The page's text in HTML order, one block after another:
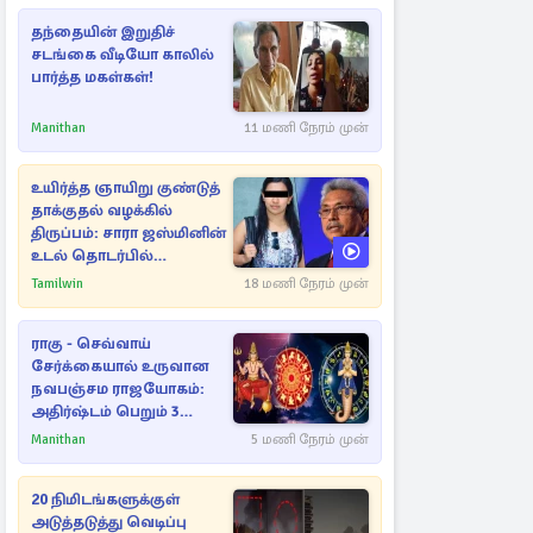
தந்தையின் இறுதிச்
சடங்கை வீடியோ காலில்
பார்த்த மகள்கள்!
Manithan 11 மணி நேரம் முன்
உயிர்த்த ஞாயிறு குண்டுத்
தாக்குதல் வழக்கில்
திருப்பம்: சாரா ஜஸ்மினின்
உடல் தொடர்பில்
நீதிமன்றத்தில் வெளியான
Tamilwin 18 மணி நேரம் முன்
ராகு - செவ்வாய்
சேர்க்கையால் உருவான
நவபஞ்சம ராஜயோகம்:
அதிர்ஷ்டம் பெறும் 3
ராசிகள்!
Manithan 5 மணி நேரம் முன்
20 நிமிடங்களுக்குள்
அடுத்தடுத்து வெடிப்பு